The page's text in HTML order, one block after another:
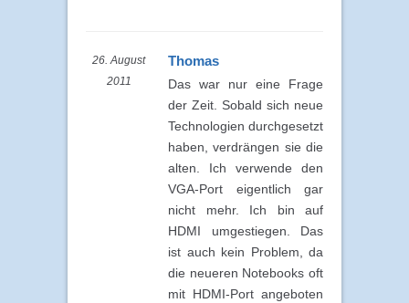
26. August
2011
Thomas
Das war nur eine Frage
der Zeit. Sobald sich neue
Technologien durchgesetzt
haben, verdrängen sie die
alten. Ich verwende den
VGA-Port eigentlich gar
nicht mehr. Ich bin auf
HDMI umgestiegen. Das
ist auch kein Problem, da
die neueren Notebooks oft
mit HDMI-Port angeboten